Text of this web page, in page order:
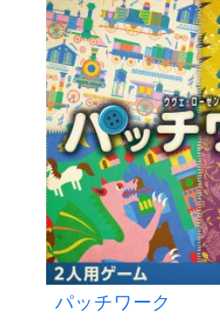
パッチワーク